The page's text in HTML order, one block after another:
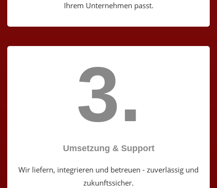
Ihrem Unternehmen passt.
3.
Umsetzung & Support
Wir liefern, integrieren und betreuen - zuverlässig und
zukunftssicher.